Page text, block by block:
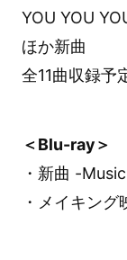
YOU YOU
ほか新曲
全11曲収録予
＜Blu-ray＞
・新曲 -
・メイキング